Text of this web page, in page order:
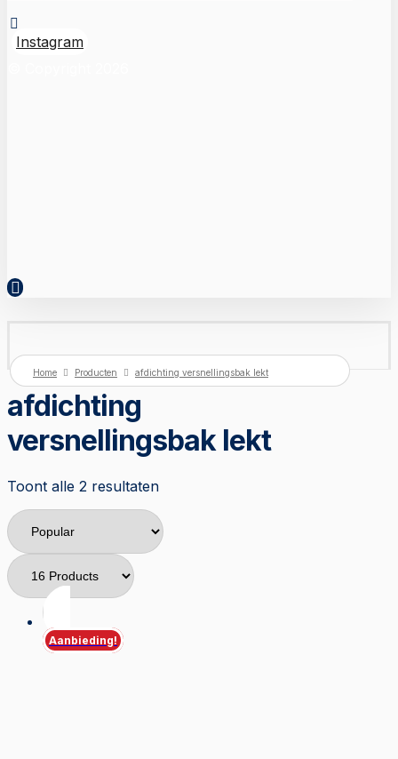
Instagram
Home Producten afdichting versnellingsbak lekt
afdichting
versnellingsbak lekt
Toont alle 2 resultaten
Aanbieding!